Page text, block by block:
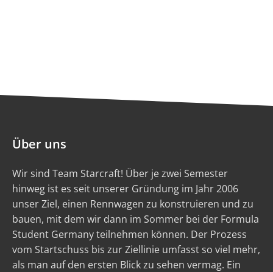
Über uns
Wir sind Team Starcraft! Über je zwei Semester
hinweg ist es seit unserer Gründung im Jahr 2006
unser Ziel, einen Rennwagen zu konstruieren und zu
bauen, mit dem wir dann im Sommer bei der Formula
Student Germany teilnehmen können. Der Prozess
vom Startschuss bis zur Ziellinie umfasst so viel mehr,
als man auf den ersten Blick zu sehen vermag. Ein